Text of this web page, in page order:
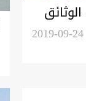
2019-09-